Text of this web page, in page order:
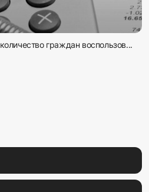
граждан воспользов...